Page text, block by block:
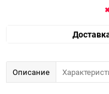
Описание